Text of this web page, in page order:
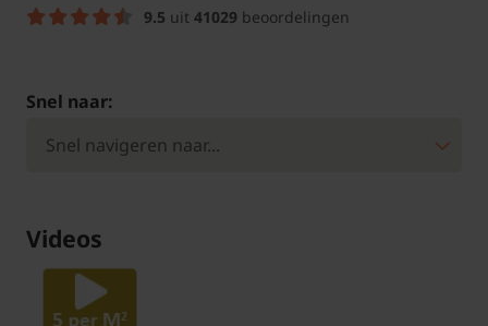
9.5 uit 41029 beoordelingen
Snel naar:
Videos